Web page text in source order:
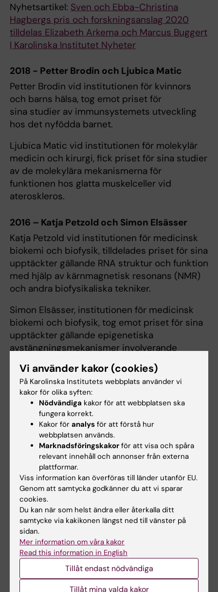
Nyhetsartikel: Sven och Ebba-Christina
Hagbergs pris och forskningsanslag 2020
tilldelas Elizabeth Arkema och Marcus Buggert
| Karolinska Institutet Nyheter
2018 - Petter Brodin och Ljubica Matic
Petter Brodin vid institutionen för kvinnors
och barns hälsa, tog emot priset för
sina studier av immunsystemets utveckling
hos det nyfödda barnet.
Ljubica Matic vid institutionen för molekylär
medicin och kirurgi, fick priset för sina studier
av de molekylära mekanismerna för
funktionen hos glatta muskelceller vid
ateroskleros.
2016 – Katja Petzold och Simon Elsässer
Katja Petzold vid institutionen för medicinsk
biokemi och biofysik, tilldelades priset för sina
upptäckter gällande RNA struktur och funktion
med hjälp av kärnmagnetisk resonans (NMR)
och andra biofysikaliska tekniker.
Simon Elsässer, institutionen för medicinsk
biokemi och biofysik, tog emot priset för sina
upptäckter gällande epigenetiska
avstängningsmekanismer involverande
2014 – Emma Andersson och Robert
Månsson
Emma Andersson, institutionen för
biovetenskaper och näringslära,
tilldelades priset för sin forskning om hur
signalvägarna Wnt och Notch kontrollerar
celldifferentiering och morfogenes under den
embryonala utvecklingen. Det är viktigt att
förstå hur dessa signalvägar fungerar
eftersom ett antal olika sjukdomstillstånd kan
uppstå när de inte fungerar på rätt sätt under
fosterutvecklingen. Emma Andersson utför
forskning som potentiellt kan hjälpa barn med
Alagilles syndrom, en sjukdom som påverkar
lever, hjärta och njurar.
Robert Månsson, vid institutionen för medicin,
Vi använder kakor (cookies)
På Karolinska Institutets webbplats använder vi
kakor för olika syften:
Nödvändiga kakor för att webbplatsen ska
fungera korrekt.
Kakor för analys för att förstå hur
webbplatsen används.
Marknadsföringskakor för att visa och spåra
relevant innehåll och annonser från externa
plattformar.
Viss information kan överföras till länder utanför EU.
Genom att samtycka godkänner du att vi sparar
cookies.
Du kan när som helst ändra eller återkalla ditt
samtycke via kakikonen längst ned till vänster på
sidan.
Mer information om våra kakor
Read this information in English
Tillåt endast nödvändiga
Tillåt mina valda kakor